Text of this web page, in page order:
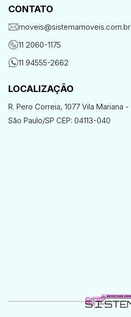
CONTATO
moveis@sistemamoveis.com.br
11 2060-1175
11 94555-2662
LOCALIZAÇÃO
R. Pero Correia, 1077 Vila Mariana -
São Paulo/SP CEP: 04113-040